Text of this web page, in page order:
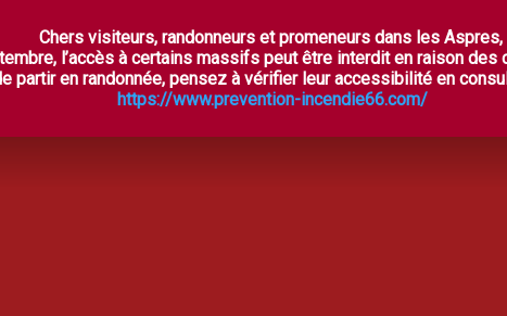
LES ASPRES SECRÈTES À VOIR, À FAIRE OÙ
Chers visiteurs, randonneurs et promeneurs dans les Aspres,
l’accès à certains massifs peut être interdit en raison
partir en randonnée, pensez à vérifier leur accessibilité en
https://www.prevention-incendie66.com/